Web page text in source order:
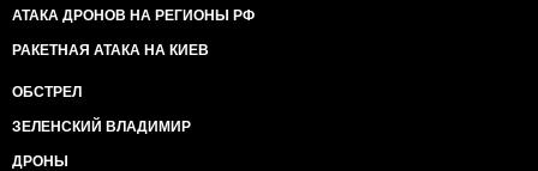
АТАКА ДРОНОВ НА РЕГИОНЫ РФ
РАКЕТНАЯ АТАКА НА КИЕВ
ОБСТРЕЛ
ЗЕЛЕНСКИЙ ВЛАДИМИР
ДРОНЫ